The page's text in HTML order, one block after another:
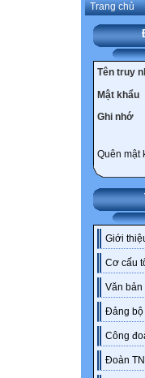
Trang chủ
Tên truy
Mật khẩu
Ghi nhớ
Quên mật
Giới
Cơ cấu
Văn bản
Đảng bộ
Công
Đoàn